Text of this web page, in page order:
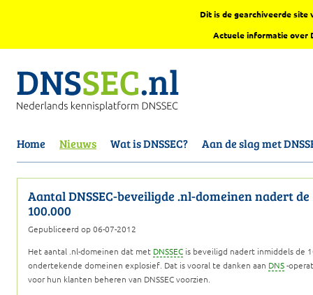
Dit is de gearchiveerde site
Actuele informatie over
Home Nieuws Wat is DNSSEC? Aan de slag met
Aantal DNSSEC-beveiligde .nl-domeinen nadert de
100.000
Gepubliceerd op 06-07-2012
Het aantal .nl-domeinen dat met DNSSEC is beveiligd nadert inmiddels de
ondertekende domeinen explosief. Dat is vooral te danken aan DNS-
voor hun klanten beheren van DNSSEC voorzien.